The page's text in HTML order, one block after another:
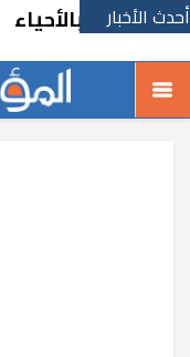
أحدث الأخبار